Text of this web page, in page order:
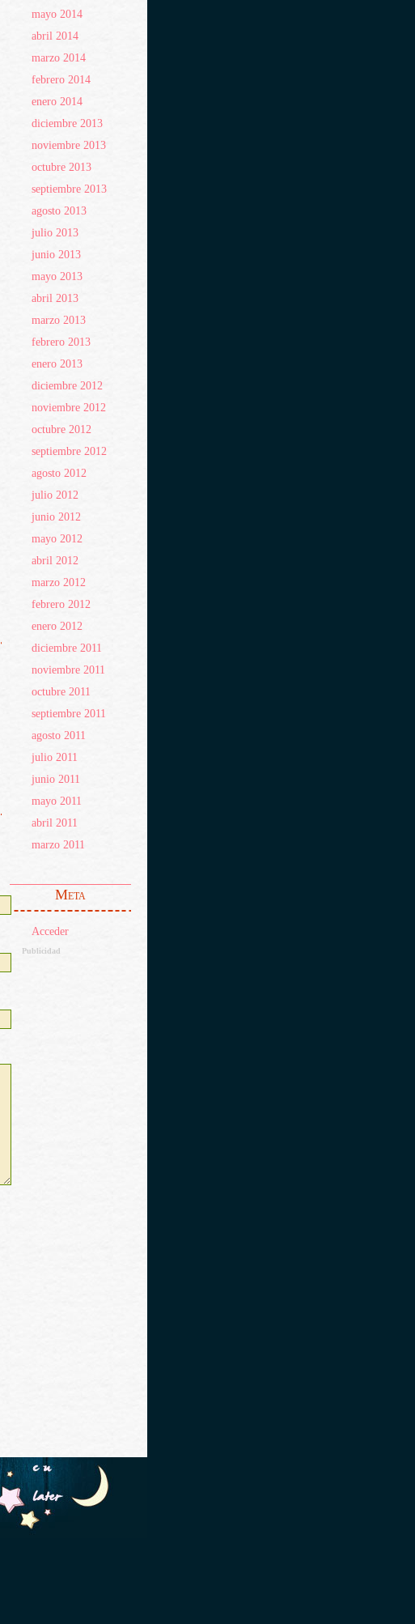
mayo 2014
abril 2014
marzo 2014
febrero 2014
enero 2014
diciembre 2013
noviembre 2013
octubre 2013
septiembre 2013
agosto 2013
julio 2013
junio 2013
mayo 2013
abril 2013
marzo 2013
febrero 2013
enero 2013
diciembre 2012
noviembre 2012
octubre 2012
septiembre 2012
agosto 2012
julio 2012
junio 2012
mayo 2012
abril 2012
marzo 2012
febrero 2012
enero 2012
diciembre 2011
noviembre 2011
octubre 2011
septiembre 2011
agosto 2011
julio 2011
junio 2011
mayo 2011
abril 2011
marzo 2011
Meta
Acceder
Publicidad